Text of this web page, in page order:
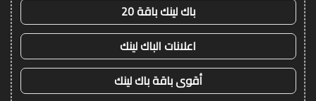
باك لينك باقة 20
اعلانات الباك لينك
أقوى باقة باك لينك